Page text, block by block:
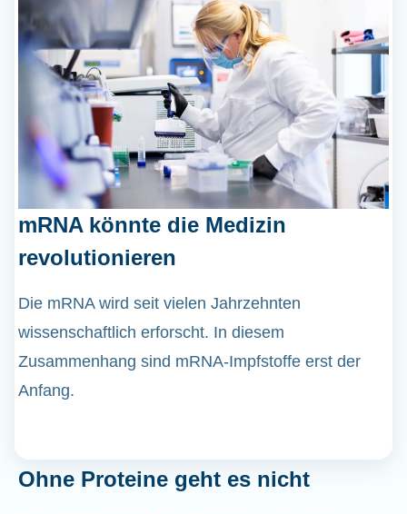
mRNA könnte die Medizin
revolutionieren
Die mRNA wird seit vielen Jahrzehnten
wissenschaftlich erforscht. In diesem
Zusammenhang sind mRNA-Impfstoffe erst der
Anfang.
Ohne Proteine geht es nicht